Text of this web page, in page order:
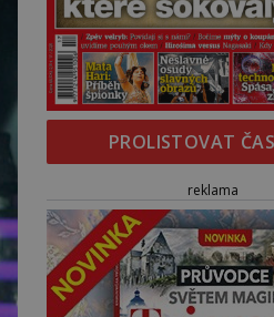
PROLISTOVAT
reklama